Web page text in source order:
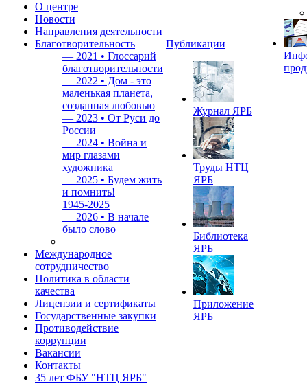
О центре
Новости
Направления деятельности
Благотворительность
— 2021 • Глоссарий
благотворительности
— 2022 • Дом - это
маленькая планета,
созданная любовью
— 2023 • От Руси до
России
— 2024 • Война и
мир глазами
художника
— 2025 • Будем жить
и помнить!
1945-2025
— 2026 • В начале
было слово
Международное
сотрудничество
Политика в области
качества
Лицензии и сертификаты
Государственные закупки
Противодействие
коррупции
Вакансии
Контакты
35 лет ФБУ "НТЦ ЯРБ"
Публикации
Журнал ЯРБ
Труды НТЦ
ЯРБ
Библиотека
ЯРБ
Приложение
ЯРБ